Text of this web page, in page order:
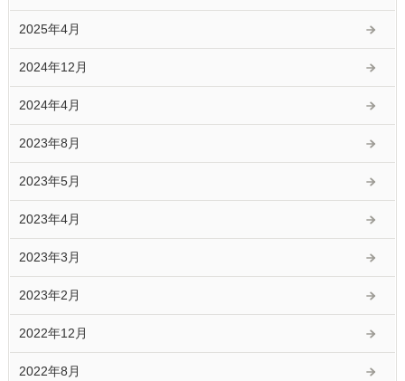
2025年4月
2024年12月
2024年4月
2023年8月
2023年5月
2023年4月
2023年3月
2023年2月
2022年12月
2022年8月